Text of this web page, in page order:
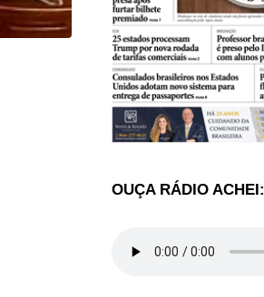
OUÇA RÁDIO ACHEI: